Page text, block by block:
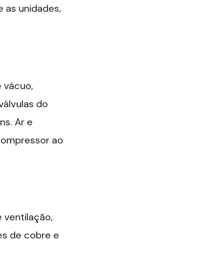
as unidades,
do
Ar e
ao
ventilação,
de cobre e